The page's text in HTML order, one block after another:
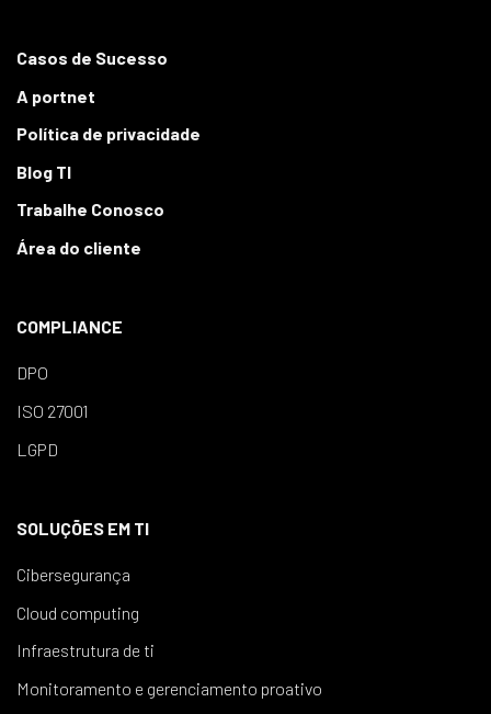
Casos de Sucesso
A portnet
Política de privacidade
Blog TI
Trabalhe Conosco
Área do cliente
COMPLIANCE
DPO
ISO 27001
LGPD
SOLUÇÕES EM TI
Cibersegurança
Cloud computing
Infraestrutura de ti
Monitoramento e gerenciamento proativo